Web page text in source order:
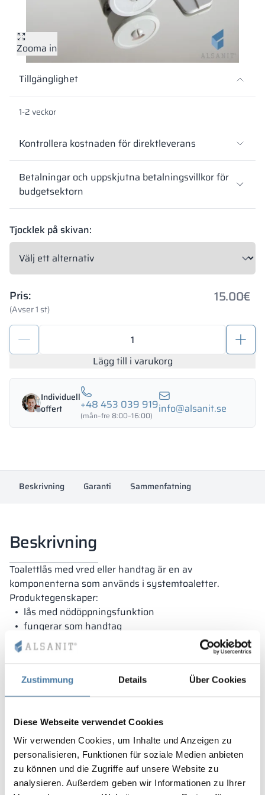
Zustimmung Details Über Cookies
Diese Webseite verwendet Cookies
Wir verwenden Cookies, um Inhalte und Anzeigen zu
personalisieren, Funktionen für soziale Medien anbieten
zu können und die Zugriffe auf unsere Website zu
analysieren. Außerdem geben wir Informationen zu Ihrer
Vela
metallskåp
Bänkar och
Skåplås
Rumsavdelare
Lamele
Altus
L-formade skåp
Zooma in
Tillgänglighet
1-2 veckor
Kontrollera kostnaden för direktleverans
Betalningar och uppskjutna betalningsvillkor för
budgetsektorn
Tjocklek på skivan:
Pris:
(Avser 1 st)
15.00€
WC-
Lägg till i varukorg
Individuell
offert
+48 453 039 919
(mån–fre 8:00–16:00) info@alsanit.se
Beskrivning Garanti Sammenfatning
Beskrivning
Toalettlås med vred eller handtag är en av
komponenterna som används i systemtoaletter.
Produktegenskaper:
lås med nödöppningsfunktion
fungerar som handtag
öppen/stängd-funktion
avsedd för HPL- och LPW-skivor
Garanti
Våra skåp omfattas av garanti och tillverkas i Polen av
material av högsta kvalitet. Tack vare detta